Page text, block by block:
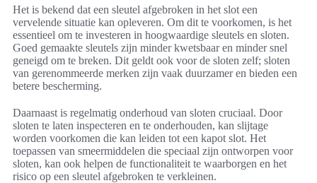
Het is bekend dat een sleutel afgebroken in het slot een
vervelende situatie kan opleveren. Om dit te voorkomen, is het
essentieel om te investeren in hoogwaardige sleutels en sloten.
Goed gemaakte sleutels zijn minder kwetsbaar en minder snel
geneigd om te breken. Dit geldt ook voor de sloten zelf; sloten
van gerenommeerde merken zijn vaak duurzamer en bieden een
betere bescherming.
Daarnaast is regelmatig onderhoud van sloten cruciaal. Door
sloten te laten inspecteren en te onderhouden, kan slijtage
worden voorkomen die kan leiden tot een kapot slot. Het
toepassen van smeermiddelen die speciaal zijn ontworpen voor
sloten, kan ook helpen de functionaliteit te waarborgen en het
risico op een sleutel afgebroken te verkleinen.